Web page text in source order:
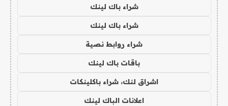
شراء باك لينك
شراء باك لينك
شراء روابط نصية
باقات باك لينك
اشراق لنك، شراء باكلينكات
اعلانات الباك لينك